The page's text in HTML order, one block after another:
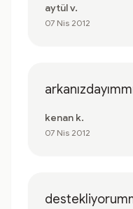
aytül v.
07 Nis 2012
kenan k.
07 Nis 2012